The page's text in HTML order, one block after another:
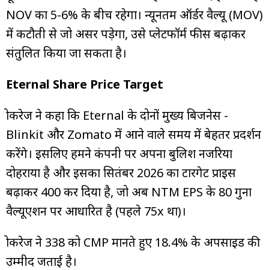
NOV का 5-6% के बीच रहेगा। न्यूनतम ऑर्डर वैल्यू (MOV)
में कटौती से जो असर पड़ेगा, उसे प्लेटफॉर्म फीस बढ़ाकर
संतुलित किया जा सकता है।
Eternal Share Price Target
ब्रोकरेज ने कहा कि Eternal के दोनों मुख्य बिजनेस -
Blinkit और Zomato में आने वाले समय में बेहतर प्रदर्शन
करेंगे। इसलिए हमने कंपनी पर अपना बुलिश नजरिया
दोहराया है और इसका सितंबर 2026 का टारगेट प्राइस
बढ़ाकर ₹400 कर दिया है, जो अब NTM EPS के 80 गुना
वैल्यूएशन पर आधारित है (पहले 75x था)।
ब्रोकरेज ने 338 को CMP मानते हुए 18.4% के अपसाइड की
उम्मीद जताई है।